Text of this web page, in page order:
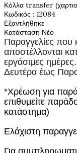
Κόλλα transfer
Κωδικός : 12084
Εξαντλήθηκε
Κατάσταση Νέο
Παραγγελίες που
αποστέλλονται
εργάσιμες
Δευτέρα έως
*Χρέωση για
επιθυμείτε
κατάστημα)
Ελάχιστη
Για